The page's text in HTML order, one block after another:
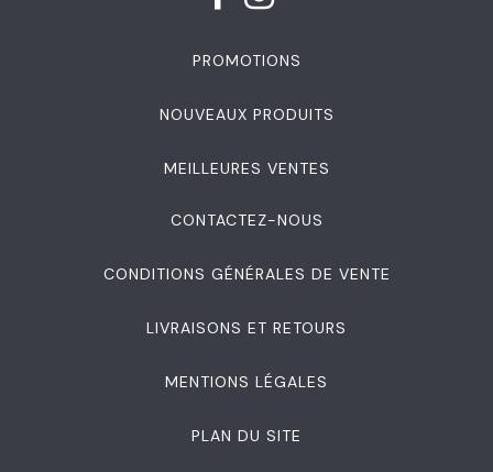
PROMOTIONS
NOUVEAUX PRODUITS
MEILLEURES VENTES
CONTACTEZ-NOUS
CONDITIONS GÉNÉRALES DE VENTE
LIVRAISONS ET RETOURS
MENTIONS LÉGALES
PLAN DU SITE